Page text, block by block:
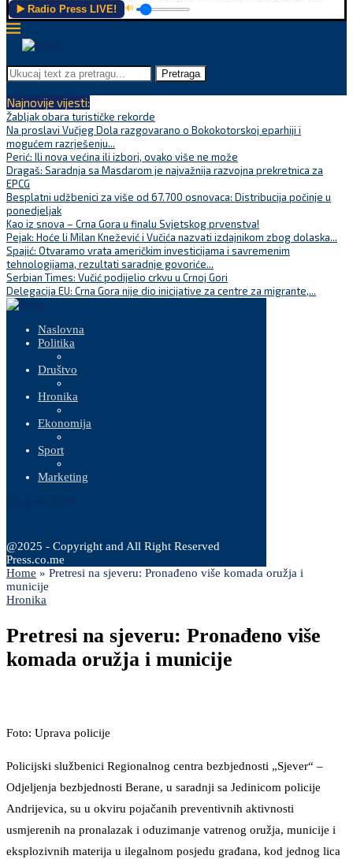
▶️ Radio Press LIVE! 🔊
Pretraga
Najnovije vijesti:
Žabljak obara turističke rekorde
Na proslavi Vučjeg Dola razgovarano o Bokokotorskoj eparhiji i
mogućem razrješenju...
Perić: Ili nova većina ili izbori, ovako više ne može
Dragaš: Saradnja sa Masdarom je najvažnija razvojna prekretnica za
EPCG
Besplatni udžbenici za više od 67.700 osnovaca: Distribucija počinje u
ponedjeljak
Kao iz snova – Crna Gora u finalu Svjetskog prvenstva!
Pejak: Hoće li Milan Knežević i Vučića nazvati izdajnikom zbog dolaska...
Spajić: Otvaramo vrata američkim investicijama i savremenim
tehnologijama, rezultati saradnje govoriće...
Serbian Times: Vučić podijelio crkvu u Crnoj Gori
Delegacija EU: Crna Gora nije dio inicijative za centre za migrante,...
Naslovna
Politika
Društvo
Hronika
Ekonomija
Sport
Marketing
@2025 - Copyright and All Right Reserved
Press.co.me
Home » Pretresi na sjeveru: Pronađeno više komada oružja i
municije
Hronika
Pretresi na sjeveru: Pronađeno više
komada oružja i municije
Foto: Uprava policije
Policijski službenici Regionalnog centra bezbjednosti „Sjever“ –
Odjeljenja bezbjednosti Berane, u saradnji sa Jedinicom policije
Andrijevica, su u okviru pojačanih preventivnih aktivnosti
usmjerenih na pronalazak i oduzimanje vatrenog oružja, municije i
eksplozivnih materija u ilegalnom posjedu građana, kod jednog lica